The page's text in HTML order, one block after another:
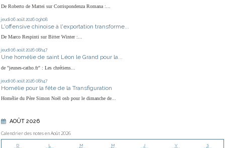
De Roberto de Mattei sur Corrispondenza Romana :...
jeudi 06 août 2026 09h08
L'offensive chinoise à l'exportation transforme...
De Marco Respinti sur Bitter Winter :...
jeudi 06 août 2026 08h47
Une homélie de saint Léon le Grand pour la...
de "jeunes-catho.fr" : Les chrétiens...
jeudi 06 août 2026 08h47
Homélie pour la fête de la Transfiguration
Homélie du Père Simon Noël osb pour le dimanche de...
AOÛT 2026
Calendrier des notes en Août 2026
D L M M J V S